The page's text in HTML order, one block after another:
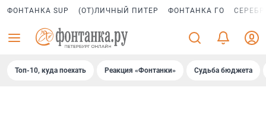
ФОНТАНКА SUP (ОТ)ЛИЧНЫЙ ПИТЕР ФОНТАНКА ГО
Топ-10, куда поехать Реакция «Фонтанки» Судьба бюджета